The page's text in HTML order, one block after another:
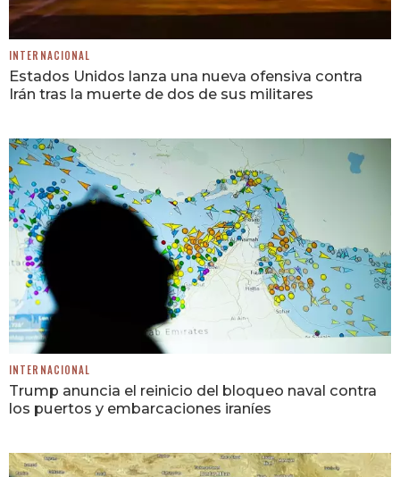
INTERNACIONAL
Estados Unidos lanza una nueva ofensiva contra
Irán tras la muerte de dos de sus militares
INTERNACIONAL
Trump anuncia el reinicio del bloqueo naval contra
los puertos y embarcaciones iraníes